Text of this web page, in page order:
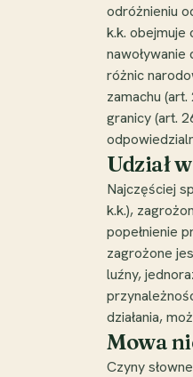
odróżnieniu
k.k. obejmuje
różnic
zamachu
granicy (art.
Udział
Najczęściej
k.k.),
popełnienie
zagrożone
luźny,
działania,
Mowa
Czyny